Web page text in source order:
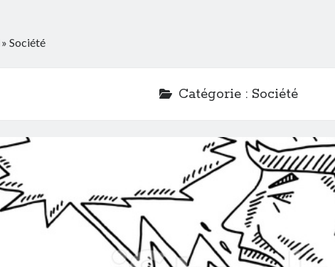
»Société
Catégorie : Société